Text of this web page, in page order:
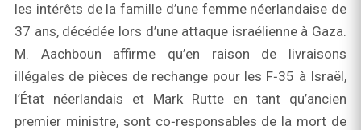
les intérêts de la famille d’une femme néerlandaise de
37 ans, décédée lors d’une attaque israélienne à Gaza.
M. Aachboun affirme qu’en raison de livraisons
illégales de pièces de rechange pour les F‑35 à Israël,
l’État néerlandais et Mark Rutte en tant qu’ancien
premier ministre, sont co‑responsables de la mort de